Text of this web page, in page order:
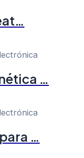
…
…